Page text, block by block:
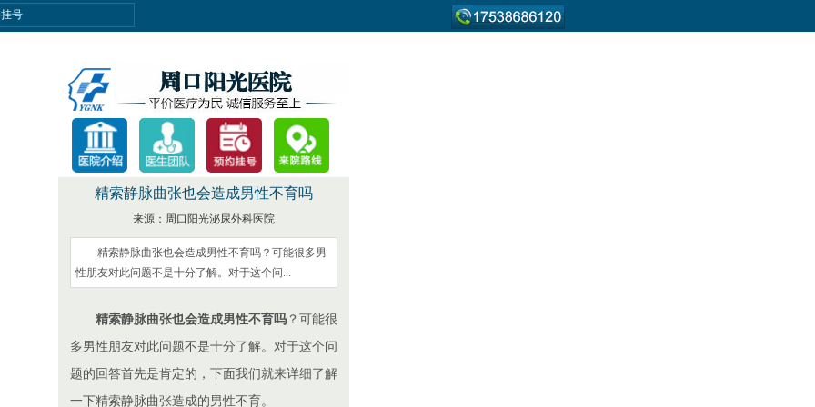
号
精索静脉曲张也会造成男性不育吗
来源：周口阳光泌尿外科医院
精索静脉曲张也会造成男性不育吗？可能很多男
性朋友对此问题不是十分了解。对于这个问...
精索静脉曲张也会造成男性不育吗？可能很
多男性朋友对此问题不是十分了解。对于这个问
题的回答首先是肯定的，下面我们就来详细了解
一下精索静脉曲张造成的男性不育。